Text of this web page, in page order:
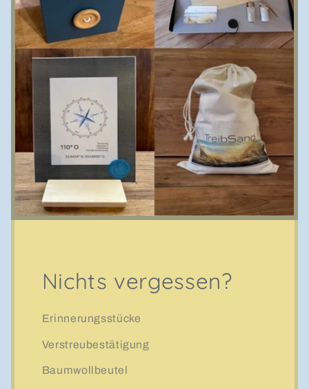
Nichts vergessen?
Erinnerungsstücke
Verstreubestätigung
Baumwollbeutel